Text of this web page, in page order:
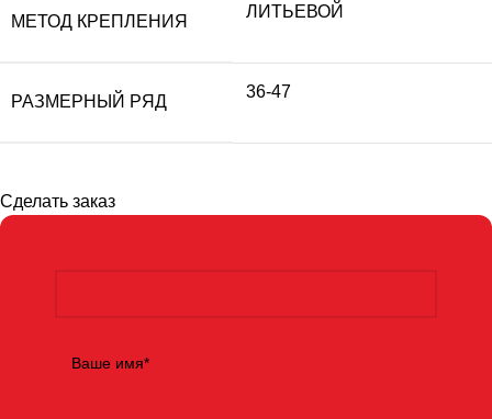
МЕТОД КРЕПЛЕНИЯ
ЛИТЬЕВОЙ
РАЗМЕРНЫЙ РЯД
36-47
Сделать заказ